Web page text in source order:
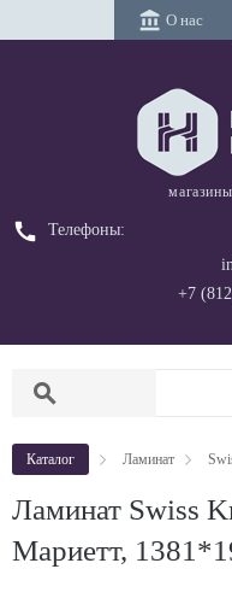
account_balance О нас
call
Телефоны:
+7
search
Каталог Ламинат
Ламинат Swiss
Мариетт,